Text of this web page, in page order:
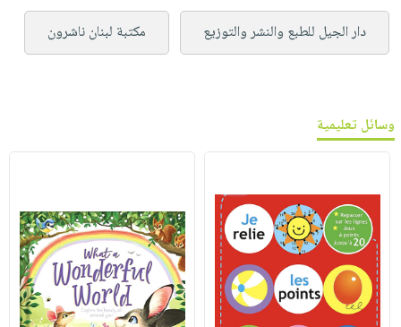
دار الجيل للطبع والنشر والتوزيع مكتبة لبنان ناشرون
وسائل تعليمية